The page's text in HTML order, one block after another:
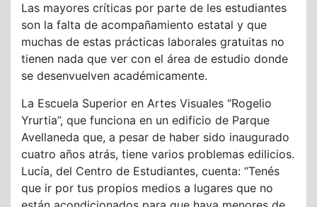
Las mayores críticas por parte de les estudiantes
son la falta de acompañamiento estatal y que
muchas de estas prácticas laborales gratuitas no
tienen nada que ver con el área de estudio donde
se desenvuelven académicamente.
La Escuela Superior en Artes Visuales “Rogelio
Yrurtia”, que funciona en un edificio de Parque
Avellaneda que, a pesar de haber sido inaugurado
cuatro años atrás, tiene varios problemas edilicios.
Lucía, del Centro de Estudiantes, cuenta: “Tenés
que ir por tus propios medios a lugares que no